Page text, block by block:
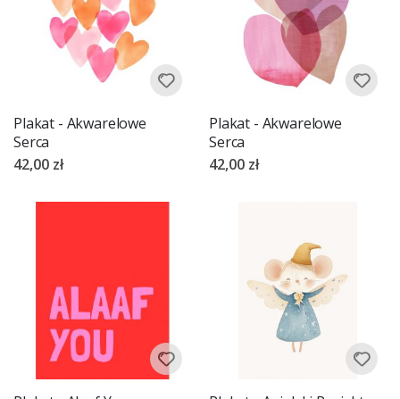
Plakat - Akwarelowe
Serca
42,00 zł
Plakat - Akwarelowe
Serca
42,00 zł